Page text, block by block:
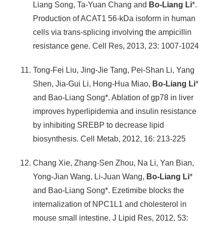
Liang Song, Ta-Yuan Chang and Bo-Liang Li*.
Production of ACAT1 56-kDa isoform in human
cells via trans-splicing involving the ampicillin
resistance gene. Cell Res, 2013, 23: 1007-1024
Tong-Fei Liu, Jing-Jie Tang, Pei-Shan Li, Yang
Shen, Jia-Gui Li, Hong-Hua Miao, Bo-Liang Li*
and Bao-Liang Song*. Ablation of gp78 in liver
improves hyperlipidemia and insulin resistance
by inhibiting SREBP to decrease lipid
biosynthesis. Cell Metab, 2012, 16: 213-225
Chang Xie, Zhang-Sen Zhou, Na Li, Yan Bian,
Yong-Jian Wang, Li-Juan Wang, Bo-Liang Li*
and Bao-Liang Song*. Ezetimibe blocks the
internalization of NPC1L1 and cholesterol in
mouse small intestine. J Lipid Res, 2012, 53: